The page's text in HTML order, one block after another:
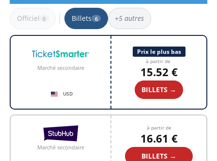
Officiel 0 Billets 6 +5 autres
6 résultats
Marché secondaire
USD
Prix le plus bas
à partir de
15.52 €
BILLETS →
Marché secondaire
à partir de
16.61 €
BILLETS →